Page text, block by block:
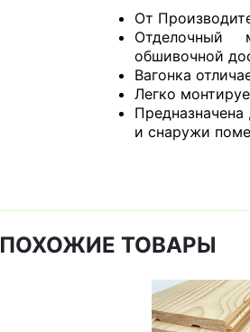
От
Отделочный
обшивочной
Вагонка
Легко
и снаружи
ПОХОЖИЕ ТОВАРЫ